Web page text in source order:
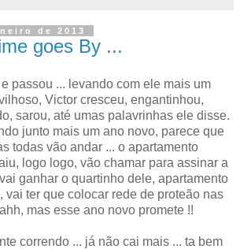
de 2013
goes By ...
passou ... levando com ele mais um
Victor cresceu, engantinhou,
sarou, até umas palavrinhas ele disse.
junto mais um ano novo, parece que
todas vão andar ... o apartamento
logo logo, vão chamar para assinar a
ganhar o quartinho dele, apartamento
vai ter que colocar rede de proteão nas
mas esse ano novo promete !!
correndo ... já não cai mais ... ta bem